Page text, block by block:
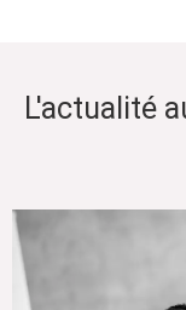
L'actualité